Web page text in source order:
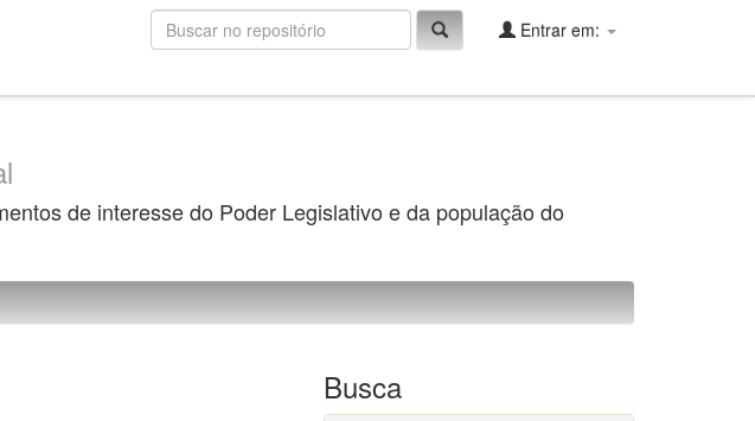
Entrar em:
de interesse do Poder Legislativo e da população do
Busca